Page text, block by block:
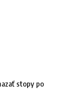
stopy po